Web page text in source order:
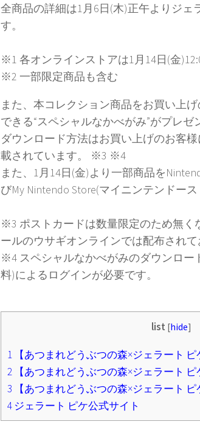
全商品の詳細は1月6日(木)正午よりジェ
す。
※1 各オンラインストアは1月14日(金
※2 一部限定商品も含む
また、本コレクション商品をお買い上
できる“スペシャルなかべがみ”がプレゼ
ダウンロード方法はお買い上げのお客
載されています。 ※3 ※4
また、1月14日(金)より一部商品を
びMy Nintendo Store(マイニンテンドー
※3 ポストカードは数量限定のため無く
ールのウサギオンラインでは配布されて
※4 スペシャルなかべがみのダウンロー
料)によるログインが必要です。
list [hide]
1 【あつまれどうぶつの森×ジェラート
2 【あつまれどうぶつの森×ジェラート
3 【あつまれどうぶつの森×ジェラート
4 ジェラート ピケ公式サイト